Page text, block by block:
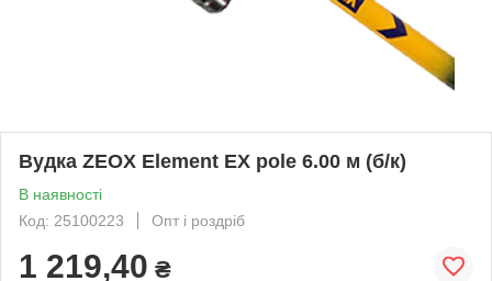
Вудка ZEOX Element EX pole 6.00 м (б/к)
В наявності
Код: 25100223
Опт і роздріб
1 219,40 ₴